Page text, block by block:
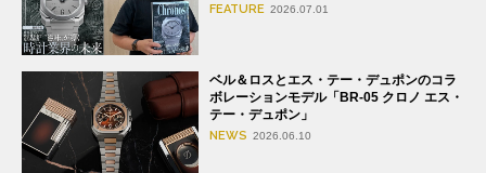
FEATURE 2026.07.01
ベル＆ロスとエス・テー・デュポンのコラ
ボレーションモデル「BR-05 クロノ エス・
テー・デュポン」
NEWS 2026.06.10